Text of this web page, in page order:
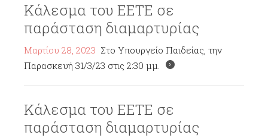
Κάλεσμα του ΕΕΤΕ σε
παράσταση διαμαρτυρίας
Μαρτίου 28, 2023 Στο Υπουργείο Παιδείας, την
Παρασκευή 31/3/23 στις 2:30 μμ.
Κάλεσμα του ΕΕΤΕ σε
παράσταση διαμαρτυρίας